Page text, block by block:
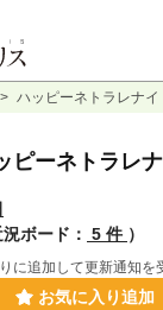
> ハッピーネトラレナイ
ピーネトラレ
況ボード： 5 件 ）
に追加して更新通知を
お気に入り追加